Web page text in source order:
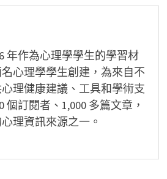
年作為心理學學生的學習材
心理學學生創建，為來自不
理健康建議、工具和學術支
個訂閱者、1,000 多篇文章，
理資訊來源之一。